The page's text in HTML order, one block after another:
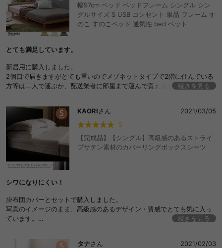
幅97cm ベッド ベッドフレーム シングル シン
グルサイズ S USB コンセント 単品 フレーム す
のこ すのこベッド 通気性 bed ベット
とても満足しています。
新居用に購入しました。
2個口で届きますがとても重いのでメゾネットタイプで2階に住んでいる
方等は二人で運ぶか、配送業者に部屋まで運んで貰えるか確認するのを
ネジなど部品が多いので大変そうに感じますが、組み立ては至ってシン
プルでわかりやすくIKEAより楽でした。
ただ、すのこ部分の板が重いのでそこだけが苦戦ポイントです。
私は女性ですが一人で2台組み立てました。重さ以外はサクサクすすめる
事ができました。強度もあり、我が家は2台をくっつけて大人二人と小さ
い子の3人で寝ています。
今まで敷布団でしたがこれで、床の掃除も楽になりますし湿気が籠もる
こともないのでとても満足しています。
枕元のコンセントも使い勝手がよく、宮前にはティッシュボックスを置
いたりできるので、このデザインと使い勝手を考えるとかなりコスパが
よいと思います。
続きを見る
KAORIさん
2021/03/05
5
【完成品】【シングル】高級感のあるストライ
プサテン素材のカバーリングボックスシーツ
シワになりにくい！
掛布団カバーとセットで購入しました。
写真のイメージのまま、高級感のあるデザイン・質感でとても気に入っ
ています。
続きを見る
タナさん
2021/02/03